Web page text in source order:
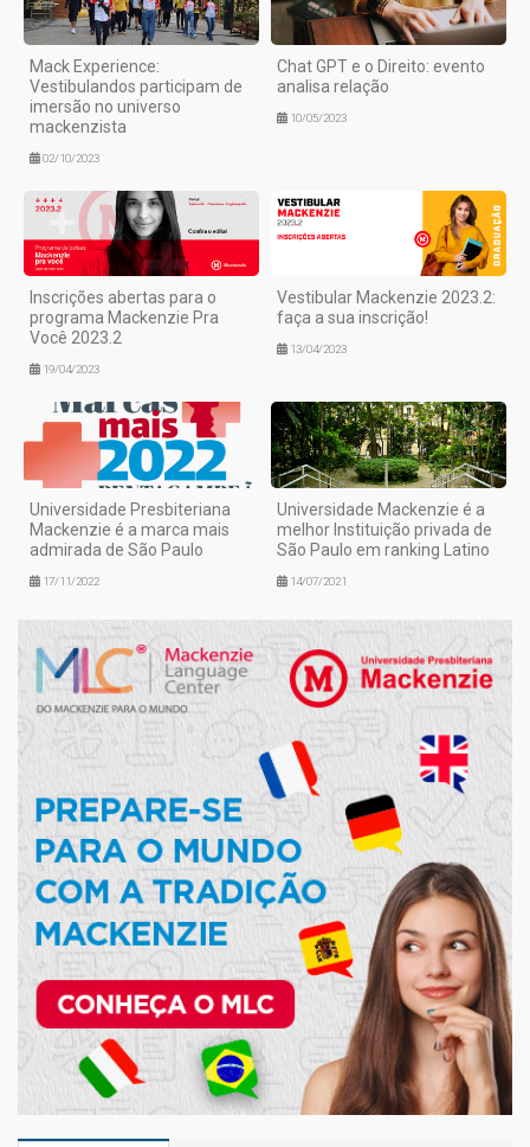
Mack Experience:
Vestibulandos participam de
imersão no universo
mackenzista
02/10/2023
Chat GPT e o Direito: evento
analisa relação
10/05/2023
Inscrições abertas para o
programa Mackenzie Pra
Você 2023.2
19/04/2023
Vestibular Mackenzie 2023.2:
faça a sua inscrição!
13/04/2023
Universidade Presbiteriana
Mackenzie é a marca mais
admirada de São Paulo
17/11/2022
Universidade Mackenzie é a
melhor Instituição privada de
São Paulo em ranking Latino
14/07/2021